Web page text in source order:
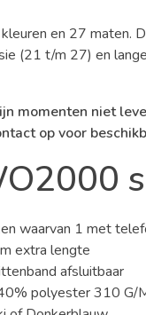
en 27 maten.
(21 t/m 27) en
momenten niet
op voor
waarvan 1 met
extra lengte
afsluitbaar
polyester 310 G/